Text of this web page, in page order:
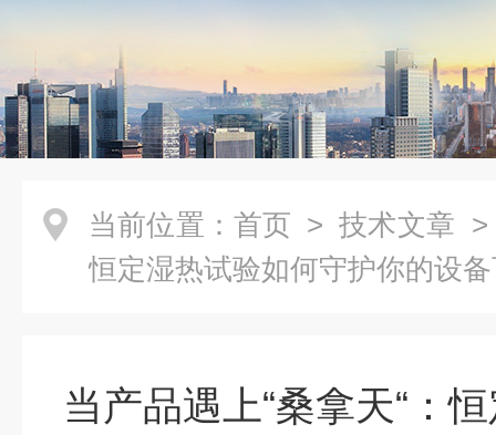
当前位置： 首页 > 技术文章 >
恒定湿热试验如何守护你的设
当产品遇上“桑拿天“：